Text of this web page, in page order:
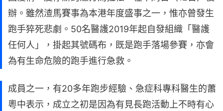
辦。雖然渣馬賽事為本港年度盛事之一，惟亦曾發生
跑手猝死悲劇。50名醫護2019年起自發組織「醫護
任何人」，掛起其號碼布，既是跑手落場參賽，亦會
為有生命危險的跑手進行急救。
成員之一，有20多年跑步經驗、急症科專科醫生的蕭
粵中表示，成立之初是因為有見長跑活動上不時有心